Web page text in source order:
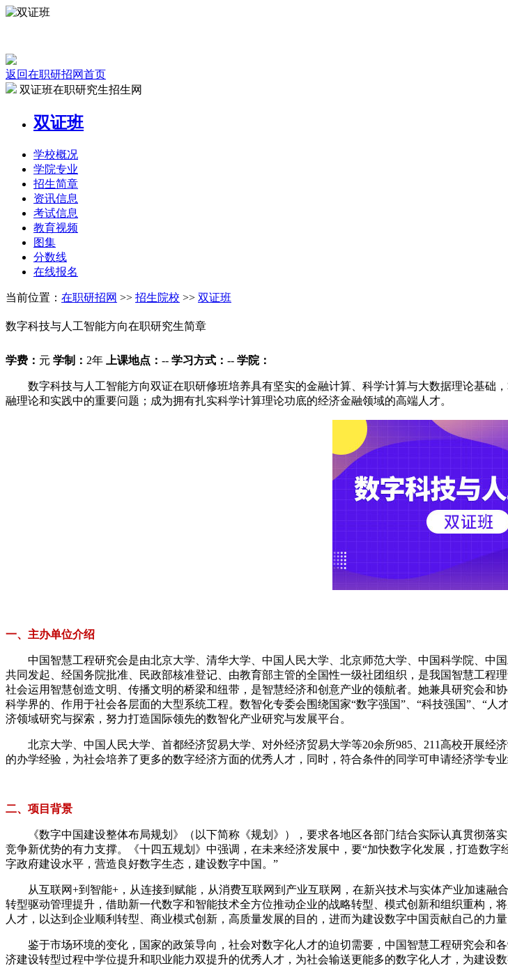
返回在职研招网首页
双证班在职研究生招生网
双证班
学校概况
学院专业
招生简章
资讯信息
考试信息
教育视频
图集
分数线
在线报名
当前位置： 在职研招网 >> 招生院校 >> 双证班
数字科技与人工智能方向在职研究生简章
学费： 元 学制： 2年 上课地点： -- 学习方式： -- 学院：
数字科技与人工智能方向双证在职研修班培养具有坚实的金融计算、科学计算与大数据理论基础
融理论和实践中的重要问题；成为拥有扎实科学计算理论功底的经济金融领域的高端人才。
一、主办单位介绍
中国智慧工程研究会是由北京大学、清华大学、中国人民大学、北京师范大学、中国科学院、中
共同发起、经国务院批准、民政部核准登记、由教育部主管的全国性一级社团组织，是我国智慧工
社会运用智慧创造文明、传播文明的桥梁和纽带，是智慧经济和创意产业的领航者。她兼具研究会
科学界的、作用于社会各层面的大型系统工程。数智化专委会围绕国家“数字强国”、“科技强国”、“
济领域研究与探索，努力打造国际领先的数智化产业研究与发展平台。
北京大学、中国人民大学、首都经济贸易大学、对外经济贸易大学等20余所985、211高校开展经
的办学经验，为社会培养了更多的数字经济方面的优秀人才，同时，符合条件的同学可申请经济学专业
二、项目背景
《数字中国建设整体布局规划》（以下简称《规划》），要求各地区各部门结合实际认真贯彻落
竞争新优势的有力支撑。《十四五规划》中强调，在未来经济发展中，要“加快数字化发展，打造数
字政府建设水平，营造良好数字生态，建设数字中国。”
从互联网+到智能+，从连接到赋能，从消费互联网到产业互联网，在新兴技术与实体产业加速融
转型驱动管理提升，借助新一代数字和智能技术全方位推动企业的战略转型、模式创新和组织重构
人才，以达到企业顺利转型、商业模式创新，高质量发展的目的，进而为建设数字中国贡献自己的力量
鉴于市场环境的变化，国家的政策导向，社会对数字化人才的迫切需要，中国智慧工程研究会和
济建设转型过程中学位提升和职业能力双提升的优秀人才，为社会输送更能多的数字化人才，为建设数